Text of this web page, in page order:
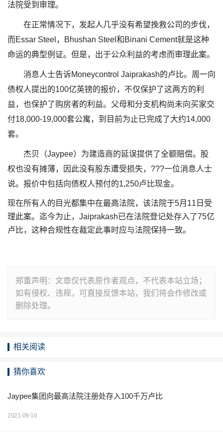
法院受到审理。
在正常情况下，发起人几乎没有希望挽救公司的步伐，
而Essar Steel，Bhushan Steel和Binani Cement就是这种
命运的典型例证。但是，出于公众利益的考虑而审理此案。
消息人士告诉Moneycontrol Jaiprakash的卢比。周一向
债权人提出的100亿英镑的报价，不仅保护了这两方的利
益，也保护了购房者的利益。父母和分支机构尚未向买家交
付18,000-19,000套公寓，到目前为止已完成了大约14,000
套。
杰贝（Jaypee）为建造商的延误提供了全额赔偿。股
权也没有摊薄，因此没有股东遭受损失，???一位消息人士
说。报价中包括向债权人预付的1,250卢比现金。
现在所有人的目光都集中在最高法院，该法院于5月11日受
理此案。迄今为止，Jaiprakash已在法院登记处存入了75亿
卢比，这种合规性在裁定此事时应与法院保持一致。
郑重声明：文章仅代表原作者观点，不代表本站立场；
如有侵权、违规，可直接反馈本站，我们将会作修改或
删除处理。
相关阅读
猜你喜欢
Jaypee集团向最高法院注册处存入100千万卢比
2021-09-16